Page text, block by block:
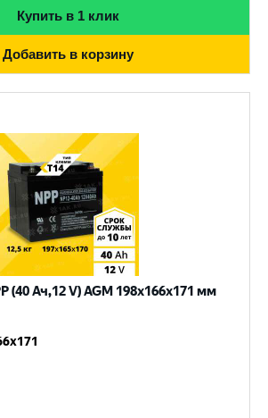
Купить в 1 клик
Добавить в корзину
(40 Ач,12 V) AGM 198x166x171 мм